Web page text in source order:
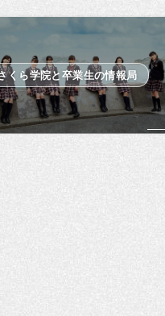
くら学院と卒業生の情報局